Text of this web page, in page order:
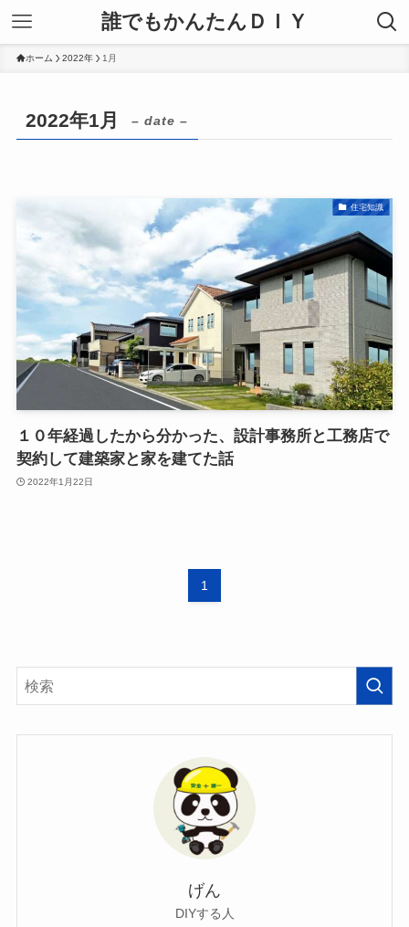
誰でもかんたんＤＩＹ
ホーム 2022年 1月
2022年1月 – date –
住宅知識
１０年経過したから分かった、設計事務所と工務店で
契約して建築家と家を建てた話
2022年1月22日
1
げん
DIYする人